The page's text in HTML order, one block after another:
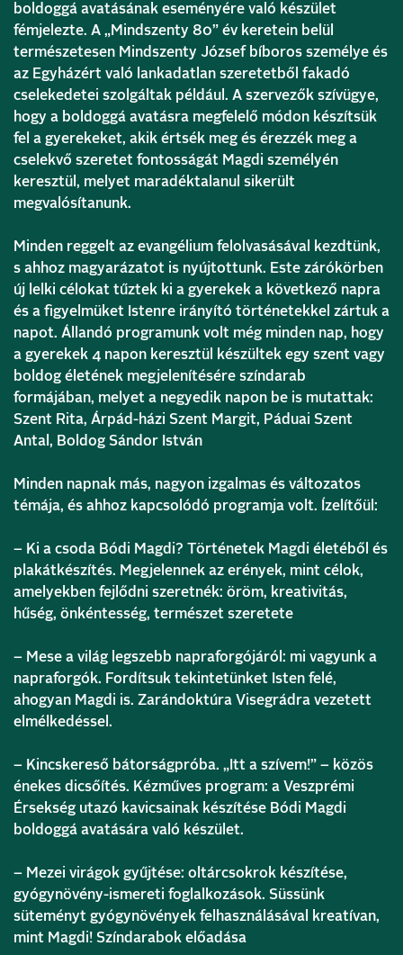
boldoggá avatásának eseményére való készület
fémjelezte. A „Mindszenty 80” év keretein belül
természetesen Mindszenty József bíboros személye és
az Egyházért való lankadatlan szeretetből fakadó
cselekedetei szolgáltak például. A szervezők szívügye,
hogy a boldoggá avatásra megfelelő módon készítsük
fel a gyerekeket, akik értsék meg és érezzék meg a
cselekvő szeretet fontosságát Magdi személyén
keresztül, melyet maradéktalanul sikerült
megvalósítanunk.
Minden reggelt az evangélium felolvasásával kezdtünk,
s ahhoz magyarázatot is nyújtottunk. Este zárókörben
új lelki célokat tűztek ki a gyerekek a következő napra
és a figyelmüket Istenre irányító történetekkel zártuk a
napot. Állandó programunk volt még minden nap, hogy
a gyerekek 4 napon keresztül készültek egy szent vagy
boldog életének megjelenítésére színdarab
formájában, melyet a negyedik napon be is mutattak:
Szent Rita, Árpád-házi Szent Margit, Páduai Szent
Antal, Boldog Sándor István
Minden napnak más, nagyon izgalmas és változatos
témája, és ahhoz kapcsolódó programja volt. Ízelítőül:
– Ki a csoda Bódi Magdi? Történetek Magdi életéből és
plakátkészítés. Megjelennek az erények, mint célok,
amelyekben fejlődni szeretnék: öröm, kreativitás,
hűség, önkéntesség, természet szeretete
– Mese a világ legszebb napraforgójáról: mi vagyunk a
napraforgók. Fordítsuk tekintetünket Isten felé,
ahogyan Magdi is. Zarándoktúra Visegrádra vezetett
elmélkedéssel.
– Kincskereső bátorságpróba. „Itt a szívem!” – közös
énekes dicsőítés. Kézműves program: a Veszprémi
Érsekség utazó kavicsainak készítése Bódi Magdi
boldoggá avatására való készület.
– Mezei virágok gyűjtése: oltárcsokrok készítése,
gyógynövény-ismereti foglalkozások. Süssünk
süteményt gyógynövények felhasználásával kreatívan,
mint Magdi! Színdarabok előadása